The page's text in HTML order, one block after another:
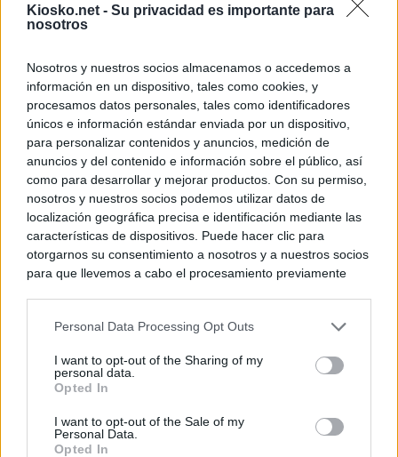
Kiosko.net - Su privacidad es importante para
nosotros
Nosotros y nuestros socios almacenamos o accedemos a
información en un dispositivo, tales como cookies, y
procesamos datos personales, tales como identificadores
únicos e información estándar enviada por un dispositivo,
para personalizar contenidos y anuncios, medición de
anuncios y del contenido e información sobre el público, así
como para desarrollar y mejorar productos. Con su permiso,
nosotros y nuestros socios podemos utilizar datos de
localización geográfica precisa e identificación mediante las
características de dispositivos. Puede hacer clic para
otorgarnos su consentimiento a nosotros y a nuestros socios
para que llevemos a cabo el procesamiento previamente
negar su consentimiento. Tenga en cuenta que algún
de su consentimiento, pero usted tiene el derecho de
rechazar tal procesamiento. Sus preferencias se aplicarán
cualquier momento entrando de nuevo en este sitio web o
visitando nuestra política de privacidad.
Personal Data Processing Opt Outs
I want to opt-out of the Sharing of my
personal data.
Opted In
I want to opt-out of the Sale of my
Personal Data.
Opted In